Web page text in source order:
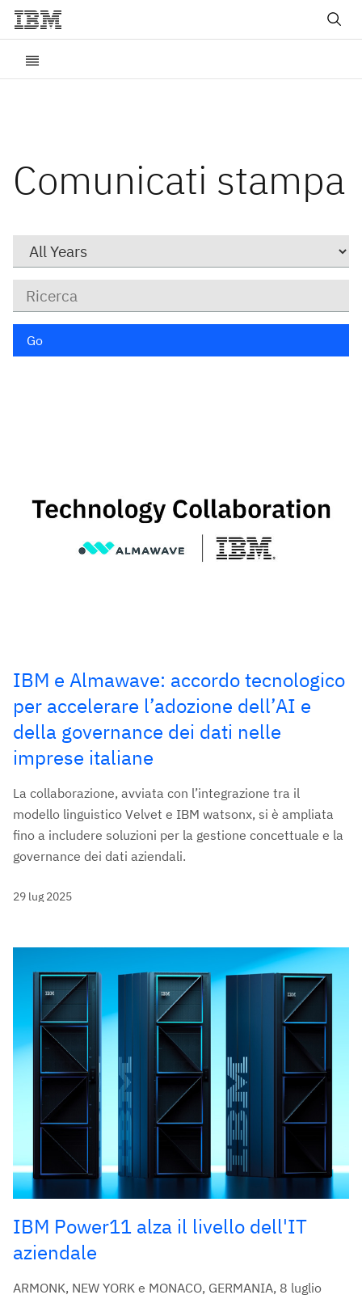
Comunicati stampa
chiave
Go
IBM e Almawave: accordo tecnologico
per accelerare l’adozione dell’AI e
della governance dei dati nelle
imprese italiane
La collaborazione, avviata con l’integrazione tra il
modello linguistico Velvet e IBM watsonx, si è ampliata
fino a includere soluzioni per la gestione concettuale e la
governance dei dati aziendali.
29 lug 2025
IBM Power11 alza il livello dell'IT
aziendale
ARMONK, NEW YORK e MONACO, GERMANIA, 8 luglio